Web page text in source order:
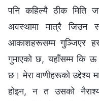
पनि कहिल्यै ठीक मिति
अवस्थामा मात्रै जिउन
आकाशहरूसम्म गुञ्जिएर
गुमाएको छ, यहाँसम्‍म कि ऊ
छ। मेरा वाणीहरूको उद्देश्य
होइन, न त उसको